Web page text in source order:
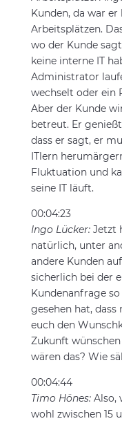
Kunden, da war
Arbeitsplätzen.
wo der Kunde
keine interne IT
Administrator
wechselt oder ein
Aber der Kunde
betreut. Er
dass er sagt, er
ITlern
Fluktuation und
seine IT läuft.
00:04:23
Ingo Lücker: Jetzt
natürlich, unter
andere Kunden
sicherlich bei der
Kundenanfrage
gesehen hat,
euch den
Zukunft
wären das? Wie
00:04:44
Timo Hönes: Also,
wohl zwischen 15